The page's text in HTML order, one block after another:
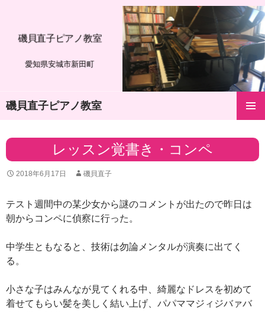
愛知県安城市新田町
磯貝直子ピアノ教室
磯貝直子ピアノ教室
テ
へ
キ
ッ
レッスン覚書き・コンペ
2018年6月17日 磯貝直子
テスト週間中の某少女から謎のコメントが出たので昨日は
朝からコンペに偵察に行った。
中学生ともなると、技術は勿論メンタルが演奏に出てく
る。
小さな子はみんなが見てくれる中、綺麗なドレスを初めて
着せてもらい髪を美しく結い上げ、パパママジィジバァバ